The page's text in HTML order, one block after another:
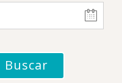
Buscar